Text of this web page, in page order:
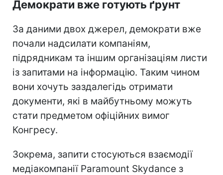
Демократи вже готують ґрунт
За даними двох джерел, демократи вже
почали надсилати компаніям,
підрядникам та іншим організаціям листи
із запитами на інформацію. Таким чином
вони хочуть заздалегідь отримати
документи, які в майбутньому можуть
стати предметом офіційних вимог
Конгресу.
Зокрема, запити стосуються взаємодії
медіакомпанії Paramount Skydance з